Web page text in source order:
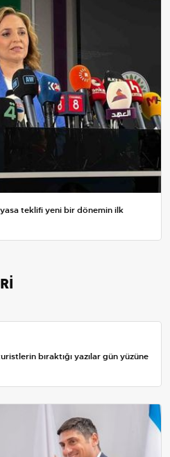
teklifi yeni bir dönemin ilk
bıraktığı yazılar gün yüzüne